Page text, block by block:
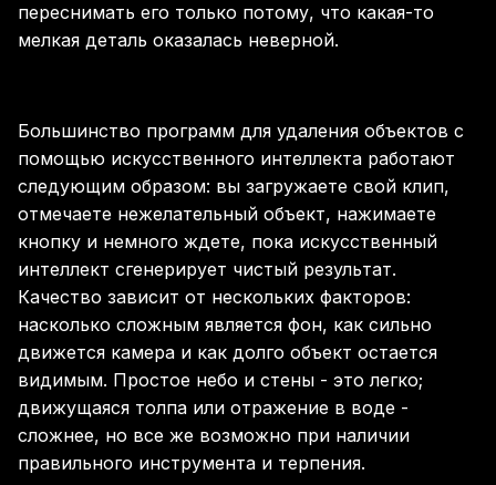
переснимать его только потому, что какая-то
мелкая деталь оказалась неверной.
Большинство программ для удаления объектов с
помощью искусственного интеллекта работают
следующим образом: вы загружаете свой клип,
отмечаете нежелательный объект, нажимаете
кнопку и немного ждете, пока искусственный
интеллект сгенерирует чистый результат.
Качество зависит от нескольких факторов:
насколько сложным является фон, как сильно
движется камера и как долго объект остается
видимым. Простое небо и стены - это легко;
движущаяся толпа или отражение в воде -
сложнее, но все же возможно при наличии
правильного инструмента и терпения.